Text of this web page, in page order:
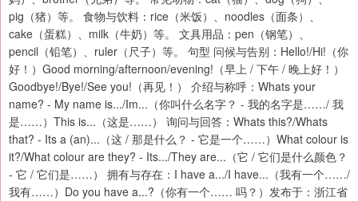
pig（猪）等。 食物与饮料：rice（米饭）、noodles（面条）、
cake（蛋糕）、milk（牛奶）等。 文具用品：pen（钢笔）、
pencil（铅笔）、ruler（尺子）等。 句型 问候与告别：Hello!/Hi!（你
好！）Good morning/afternoon/evening!（早上 / 下午 / 晚上好！）
Goodbye!/Bye!/See you!（再见！） 介绍与称呼：Whats your
name? - My name is.../Im...（你叫什么名字？ - 我的名字是……/ 我
是……）This is...（这是……） 询问与回答：Whats this?/Whats
that? - Its a (an)...（这 / 那是什么？ - 它是一个……）What colour is
it?/What colour are they? - Its.../They are...（它 / 它们是什么颜色？
- 它 / 它们是……） 拥有与存在：I have a.../I have...（我有一个……/
我有……）Do you have a...?（你有一个…… 吗？）发布于：浙江省